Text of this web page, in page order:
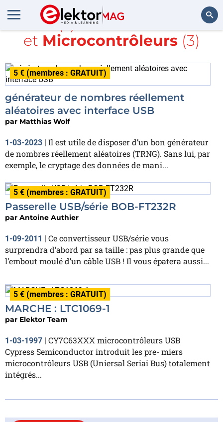
Rechercher
Article(s) avec la balise
USB
et Microcontrôleurs(3)
5 € (membres : GRATUIT)
générateur de nombres réellement
aléatoires avec interface USB
par Matthias Wolf
1-03-2023 | Il est utile de disposer d’un bon générateur
de nombres réellement aléatoires (TRNG). Sans lui, par
exemple, le cryptage des données de mani...
5 € (membres : GRATUIT)
Passerelle USB/série BOB-FT232R
par Antoine Authier
1-09-2011 | Ce convertisseur USB/série vous
surprendra d’abord par sa taille : pas plus grande que
l’embout moulé d’un câble USB ! Il vous épatera aussi...
5 € (membres : GRATUIT)
MARCHE : LTC1069-1
par Elektor Team
1-03-1997 | CY7C63XXX microcontrôleurs USB
Cypress Semiconductor introduit les pre- miers
microcontrôleurs USB (Uniersal Seriai Bus) totalement
intégrés...